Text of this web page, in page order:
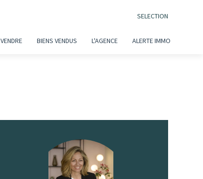
SELECTION
VENDRE BIENS VENDUS L'AGENCE ALERTE IMMO